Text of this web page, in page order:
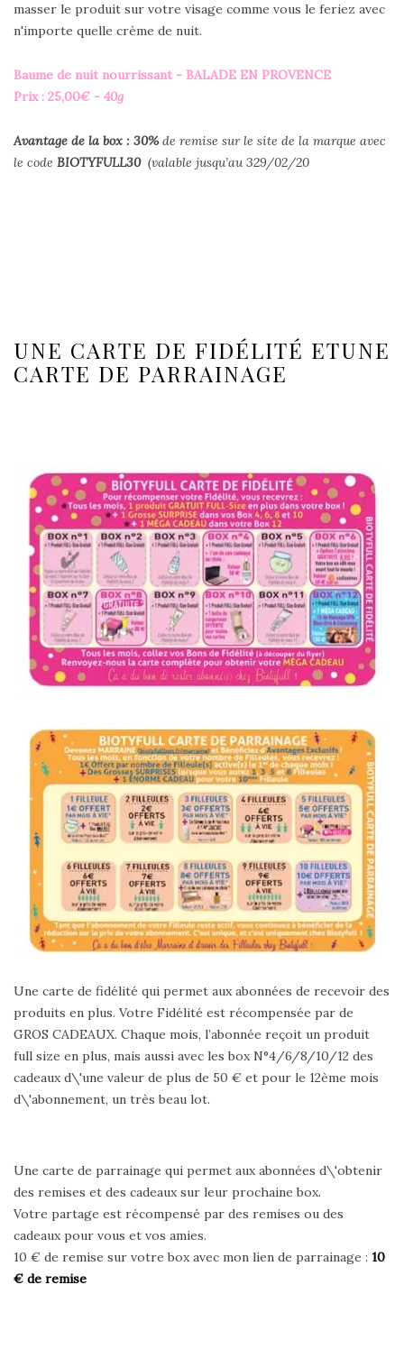
masser le produit sur votre visage comme vous le feriez avec
n'importe quelle crème de nuit.
Baume de nuit nourrissant - BALADE EN PROVENCE
Prix : 25,00€ - 40g
Avantage de la box : 30%de remise sur le site de la marque avec
le code BIOTYFULL30(valable jusqu’au 329/02/20
UNE CARTE DE FIDÉLITÉ ETUNE
CARTE DE PARRAINAGE
Une carte de fidélité qui permet aux abonnées de recevoir des
produits en plus. Votre Fidélité est récompensée par de
GROS CADEAUX. Chaque mois, l’abonnée reçoit un produit
full size en plus, mais aussi avec les box N°4/6/8/10/12 des
cadeaux d\'une valeur de plus de 50 € et pour le 12ème mois
d\'abonnement, un très beau lot.
Une carte de parrainage qui permet aux abonnées d\'obtenir
des remises et des cadeaux sur leur prochaine box.
Votre partage est récompensé par des remises ou des
cadeaux pour vous et vos amies.
10 € de remise sur votre box avec mon lien de parrainage : 10
€ de remise